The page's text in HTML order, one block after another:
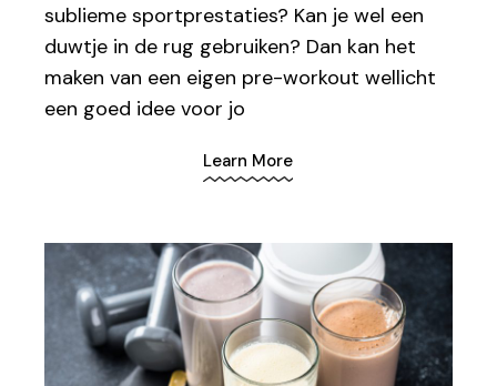
sublieme sportprestaties? Kan je wel een
duwtje in de rug gebruiken? Dan kan het
maken van een eigen pre-workout wellicht
een goed idee voor jo
Learn More